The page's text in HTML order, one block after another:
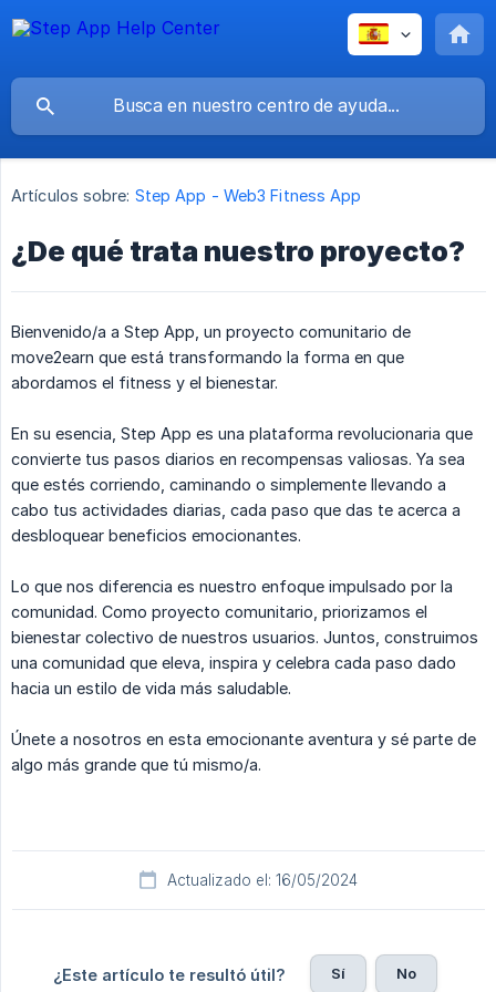
Artículos sobre: Step App - Web3 Fitness App
¿De qué trata nuestro proyecto?
Bienvenido/a a Step App, un proyecto comunitario de
move2earn que está transformando la forma en que
abordamos el fitness y el bienestar.
En su esencia, Step App es una plataforma revolucionaria que
convierte tus pasos diarios en recompensas valiosas. Ya sea
que estés corriendo, caminando o simplemente llevando a
cabo tus actividades diarias, cada paso que das te acerca a
desbloquear beneficios emocionantes.
Lo que nos diferencia es nuestro enfoque impulsado por la
comunidad. Como proyecto comunitario, priorizamos el
bienestar colectivo de nuestros usuarios. Juntos, construimos
una comunidad que eleva, inspira y celebra cada paso dado
hacia un estilo de vida más saludable.
Únete a nosotros en esta emocionante aventura y sé parte de
algo más grande que tú mismo/a.
Actualizado el: 16/05/2024
¿Este artículo te resultó útil? Sí No